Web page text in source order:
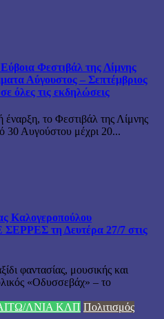
Φεστιβάλ της Λίμνης
Αύγουστος – Σεπτέμβριος
όλες τις εκδηλώσεις
έναρξη, το Φεστιβάλ της Λίμνης
30 Αυγούστου μέχρι 20...
Καλογεροπούλου
τη Δευτέρα 27/7 στις
μουσικής και
«Οδυσσεβάχ» – το
ΛΝΙΑ ΚΛΠ Πολιτισμός